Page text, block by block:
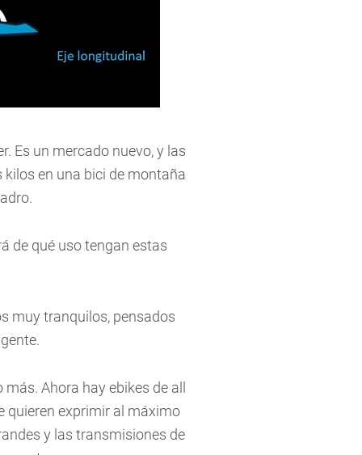
Es un mercado nuevo, y las
en una bici de montaña
de qué uso tengan estas
muy tranquilos, pensados
Ahora hay ebikes de all
quieren exprimir al máximo
y las transmisiones de